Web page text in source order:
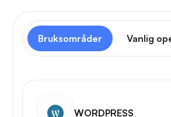
Bruksområder Vanlig
WORDPRESS